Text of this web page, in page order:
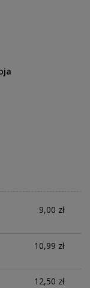
9,00 zł
10,99 zł
12,50 zł